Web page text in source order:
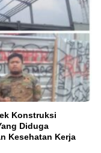
Konstruksi
Diduga
Kesehatan Kerja